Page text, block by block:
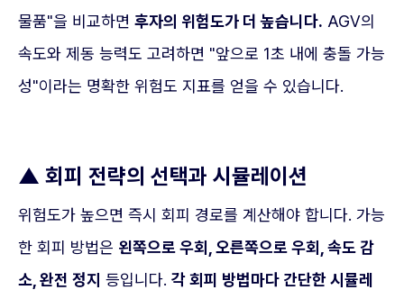
물품"을 비교하면 후자의 위험도가 더 높습니다. AGV의
속도와 제동 능력도 고려하면 "앞으로 1초 내에 충돌 가능
성"이라는 명확한 위험도 지표를 얻을 수 있습니다.
▲ 회피 전략의 선택과 시뮬레이션
위험도가 높으면 즉시 회피 경로를 계산해야 합니다. 가능
한 회피 방법은 왼쪽으로 우회, 오른쪽으로 우회, 속도 감
소, 완전 정지 등입니다. 각 회피 방법마다 간단한 시뮬레